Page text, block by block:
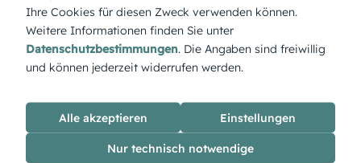
Ihre Cookies für diesen Zweck verwenden können.
Weitere Informationen finden Sie unter
Datenschutzbestimmungen. Die Angaben sind freiwillig
und können jederzeit widerrufen werden.
Alle akzeptieren Einstellungen
Nur technisch notwendige